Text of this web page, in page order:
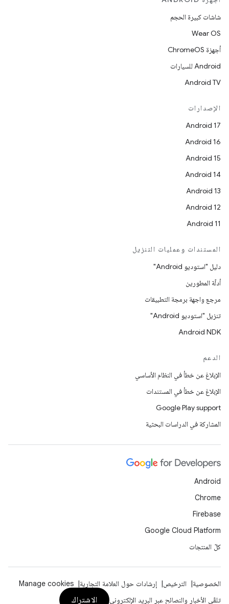
شاشات كبيرة الحجم
Wear OS
أجهزة ChromeOS
Android للسيارات
Android TV
الإصدارات
Android 17
Android 16
Android 15
Android 14
Android 13
Android 12
Android 11
المستندات وعمليات التنزيل
دليل "استوديو Android"
أدلّة المطورين
مرجع واجهة برمجة التطبيقات
تنزيل "استوديو Android"
Android NDK
الدعم
الإبلاغ عن خطأ في النظام الأساسي
الإبلاغ عن خطأ في المستندات
Google Play support
المشاركة في الدراسات البحثية
Android
Chrome
Firebase
Google Cloud Platform
كلّ المنتجات
الخصوصية الترخيص إرشادات حول العلامة التجارية
Manage cookies
تلقّي الأخبار والنصائح عبر البريد الإلكتروني
الاشتراك